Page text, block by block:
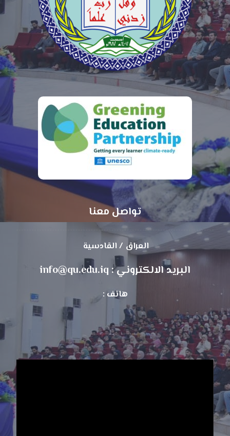
تواصل معنا
العراق / القادسية
البريد الالكتروني : info@qu.edu.iq
هاتف :